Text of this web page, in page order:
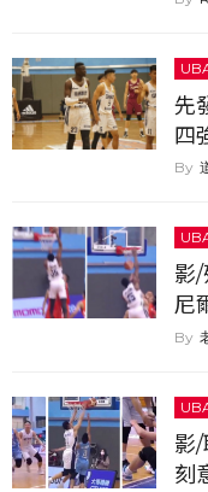
先
四
國
影
尼
期
影/
刻